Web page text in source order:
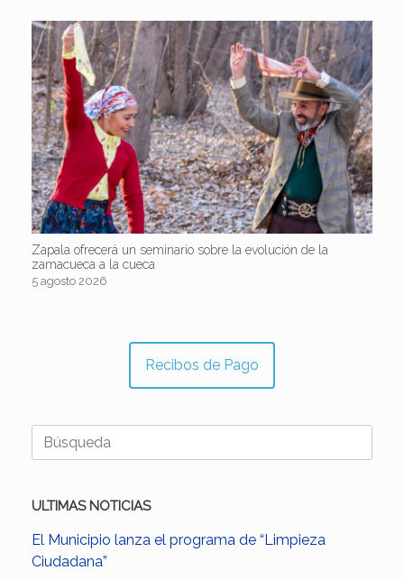
Zapala ofrecerá un seminario sobre la evolución de la
zamacueca a la cueca
5 agosto 2026
Recibos de Pago
Buscar:
ULTIMAS NOTICIAS
El Municipio lanza el programa de “Limpieza
Ciudadana”